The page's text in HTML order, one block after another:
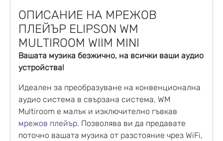
ОПИСАНИЕ НА МРЕЖОВ
ПЛЕЙЪР ELIPSON WM
MULTIROOM WIIM MINI
Вашата музика безжично, на всички ваши аудио
устройства!
Идеален за преобразуване на конвенционална
аудио система в свързана система, WM
Multiroom е малък и изключително гъвкав
мрежов плейър. Позволява ви да предавате
поточно вашата музика от разстояние чрез WiFi,